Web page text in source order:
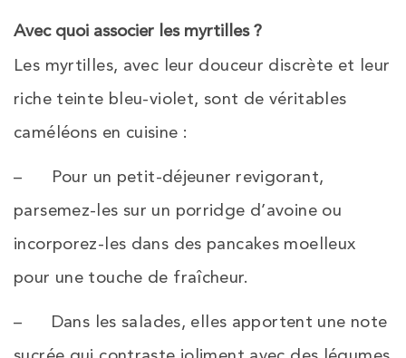
Avec quoi associer les myrtilles ?
Les myrtilles, avec leur douceur discrète et leur
riche teinte bleu-violet, sont de véritables
caméléons en cuisine :
– Pour un petit-déjeuner revigorant,
parsemez-les sur un porridge d’avoine ou
incorporez-les dans des pancakes moelleux
pour une touche de fraîcheur.
– Dans les salades, elles apportent une note